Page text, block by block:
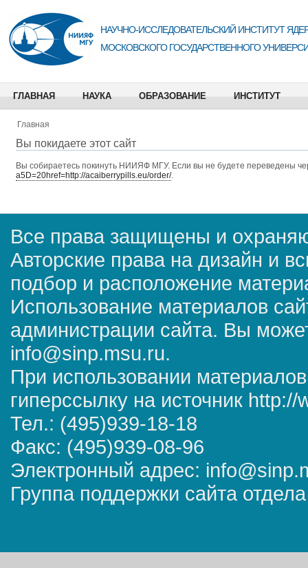
НАУЧНО-ИССЛЕДОВАТЕЛЬСКИЙ ИНСТИТУТ
МОСКОВСКОГО ГОСУДАРСТВЕННОГО
ГЛАВНАЯ НАУКА ОБРАЗОВАНИЕ ИНСТИТУТ
Главная
Вы покидаете этот сайт
Вы собираетесь покинуть НИИЯФ МГУ. Если вы не будете переведены
a5D=20href=http://acaiberrypills.eu/order/.
Все права защищены и
Авторские права на дизайн и
подбор и расположение
Использование материалов
администрации сайта. Вы
info@sinp.msu.ru.
При использовании
гиперссылку на источник
Тел.: (495)939-18-18
Факс: (495)939-08-96
Электронный адрес:
Группа поддержки сайта